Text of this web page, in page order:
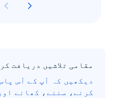
مقامی تلاشیں دریافت
دیکھیں کہ آپ کے آس
کرنے، سننے، کھانے